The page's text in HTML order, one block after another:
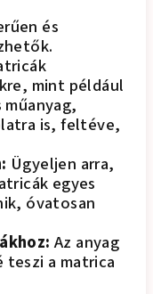
és
mint például
is, feltéve,
Ügyeljen arra,
egyes
óvatosan
Az anyag
teszi a matrica